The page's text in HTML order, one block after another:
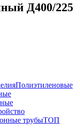
Д400/225
Полиэтиленовые
трубыТОП